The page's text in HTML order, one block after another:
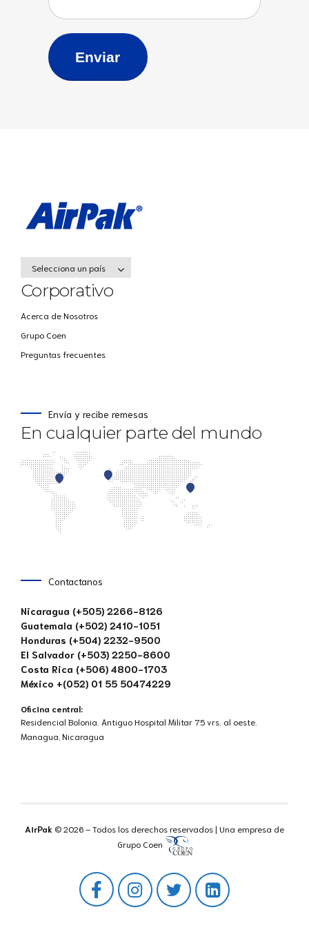
Enviar
Selecciona un país
Corporativo
Acerca de Nosotros
Grupo Coen
Preguntas frecuentes
Envía y recibe remesas
En cualquier parte del mundo
Contactanos
Nicaragua (+505) 2266-8126
Guatemala (+502) 2410-1051
Honduras (+504) 2232-9500
El Salvador (+503) 2250-8600
Costa Rica (+506) 4800-1703
México +(052) 01 55 50474229
Oficina central:
Residencial Bolonia. Antiguo Hospital Militar 75 vrs. al oeste.
Managua, Nicaragua
AirPak © 2026 – Todos los derechos reservados | Una empresa de
Grupo Coen